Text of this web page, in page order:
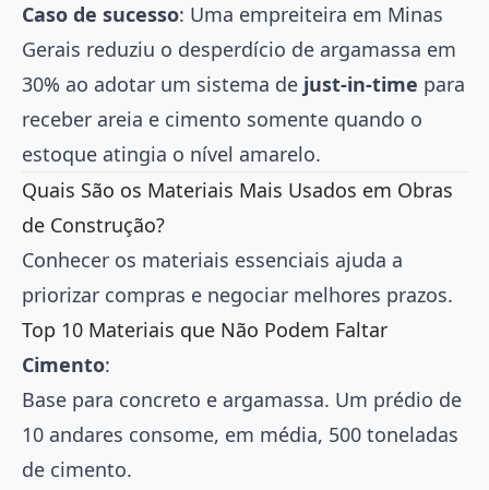
Caso de sucesso: Uma empreiteira em Minas
Gerais reduziu o desperdício de argamassa em
30% ao adotar um sistema de just-in-time para
receber areia e cimento somente quando o
estoque atingia o nível amarelo.
Quais São os Materiais Mais Usados em Obras
de Construção?
Conhecer os materiais essenciais ajuda a
priorizar compras e negociar melhores prazos.
Top 10 Materiais que Não Podem Faltar
Cimento:
Base para concreto e argamassa. Um prédio de
10 andares consome, em média, 500 toneladas
de cimento.